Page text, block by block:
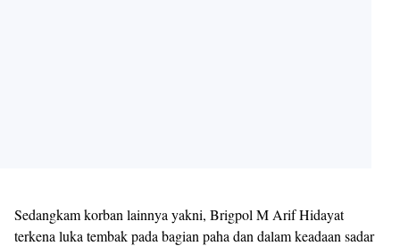
Sedangkam korban lainnya yakni, Brigpol M Arif Hidayat
terkena luka tembak pada bagian paha dan dalam keadaan sadar